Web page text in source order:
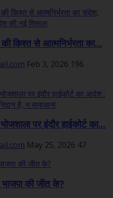
किश्त से आत्मनिर्भरता का...
Feb 3, 2026 196
पर इंदौर हाईकोर्ट का...
May 25, 2026 47
की जीत के?